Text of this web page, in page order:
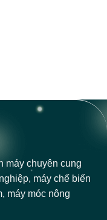
máy chuyên cung
máy chế biến
máy móc nông